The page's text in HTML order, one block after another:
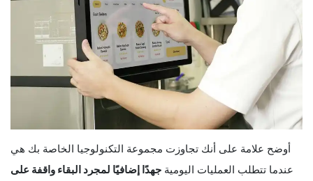
أوضح علامة على أنك تجاوزت مجموعة التكنولوجيا الخاصة بك هي
عندما تتطلب العمليات اليومية جهدًا إضافيًا لمجرد البقاء واقفة على